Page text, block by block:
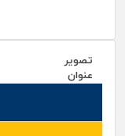
تصویر
عنوان